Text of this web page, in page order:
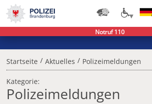
Startseite / Aktuelles / Polizeimeldungen
Kategorie:
Polizeimeldungen
Notruf 110